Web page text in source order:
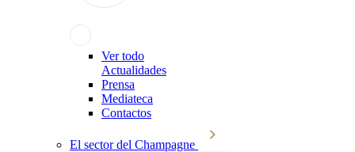
Ver todo
Actualidades
Prensa
Mediateca
Contactos
El sector del Champagne